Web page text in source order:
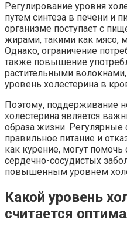
Регулирование уровня
путем синтеза в печени и
организме поступает с
жирами, такими как мясо,
Однако, ограничение
также повышение
растительными
уровень холестерина в
Поэтому, поддерживание
холестерина является
образа жизни. Регулярные
правильное питание и
как курение, могут помочь
сердечно-сосудистых
повышенным уровнем
Какой уровень
считается